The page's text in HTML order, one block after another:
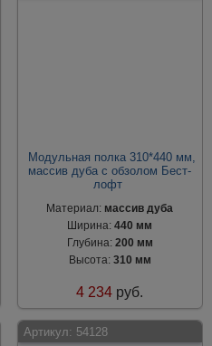
Модульная полка 310*440 мм,
массив дуба с обзолом Бест-
лофт
Материал: массив дуба
Ширина:440 мм
Глубина: 200 мм
Высота: 310 мм
4 234 руб.
Артикул: 54128